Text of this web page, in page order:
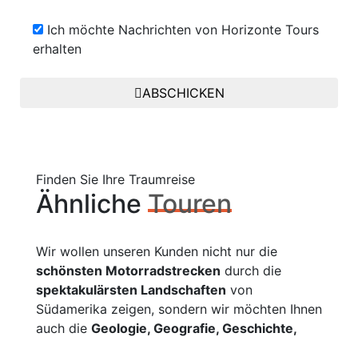
Ich möchte Nachrichten von Horizonte Tours
erhalten
ABSCHICKEN
Finden Sie Ihre Traumreise
Ähnliche Touren
Wir wollen unseren Kunden nicht nur die
schönsten Motorradstrecken durch die
spektakulärsten Landschaften von
Südamerika zeigen, sondern wir möchten Ihnen
auch die Geologie, Geografie, Geschichte,